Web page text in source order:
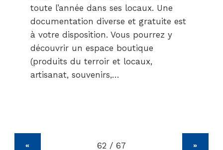
toute l’année dans ses locaux. Une
documentation diverse et gratuite est
à votre disposition. Vous pourrez y
découvrir un espace boutique
(produits du terroir et locaux,
artisanat, souvenirs,…
« »